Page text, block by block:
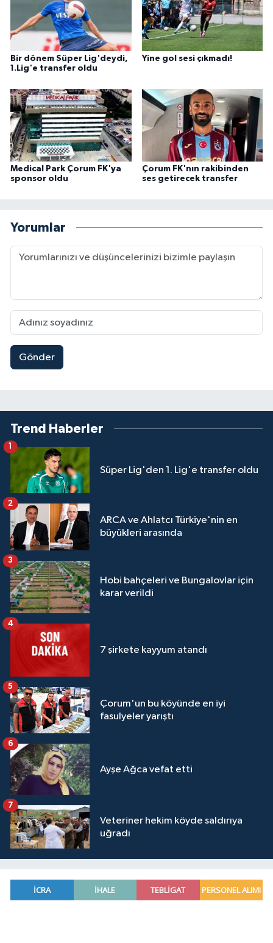
Bir dönem Süper Lig'deydi,
1.Lig'e transfer oldu
Yine gol sesi çıkmadı!
Medical Park Çorum FK'ya
sponsor oldu
Çorum FK'nın rakibinden
ses getirecek transfer
Yorumlar
Gönder
Trend Haberler
Süper Lig'den 1. Lig'e transfer oldu
1
ARCA ve Ahlatcı Türkiye'nin en
büyükleri arasında
2
Hobi bahçeleri ve Bungalovlar için
karar verildi
3
7 şirkete kayyum atandı
4
Çorum'un bu köyünde en iyi
fasulyeler yarıştı
5
Ayşe Ağca vefat etti
6
Veteriner hekim köyde saldırıya
uğradı
7